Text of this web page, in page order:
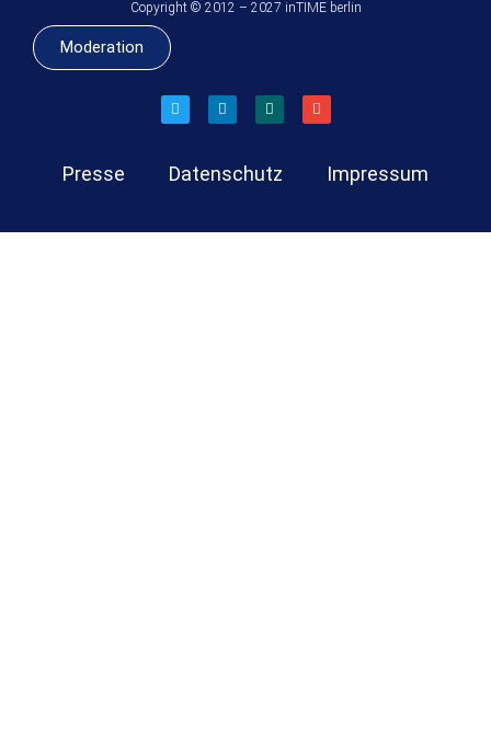
Copyright © 2012 – 2027 inTIME berlin
Moderation
Presse Datenschutz Impressum